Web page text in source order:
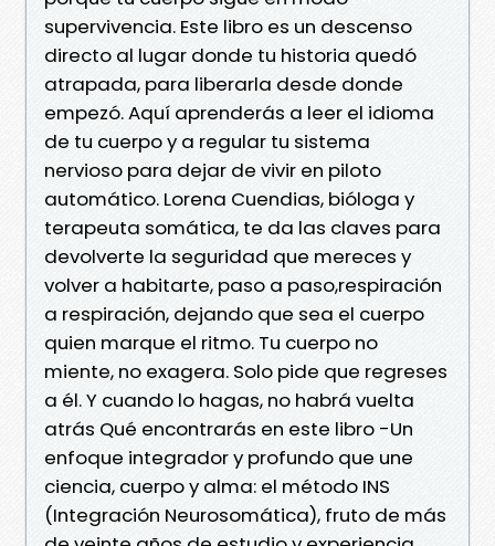
supervivencia. Este libro es un descenso
directo al lugar donde tu historia quedó
atrapada, para liberarla desde donde
empezó. Aquí aprenderás a leer el idioma
de tu cuerpo y a regular tu sistema
nervioso para dejar de vivir en piloto
automático. Lorena Cuendias, bióloga y
terapeuta somática, te da las claves para
devolverte la seguridad que mereces y
volver a habitarte, paso a paso,respiración
a respiración, dejando que sea el cuerpo
quien marque el ritmo. Tu cuerpo no
miente, no exagera. Solo pide que regreses
a él. Y cuando lo hagas, no habrá vuelta
atrás Qué encontrarás en este libro -Un
enfoque integrador y profundo que une
ciencia, cuerpo y alma: el método INS
(Integración Neurosomática), fruto de más